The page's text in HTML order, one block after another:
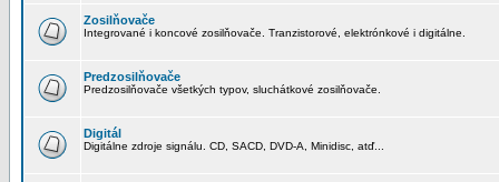
Zosilňovače
Integrované i koncové zosilňovače. Tranzistorové, elektrónkové i digitálne.
Predzosilňovače
Predzosilňovače všetkých typov, sluchátkové zosilňovače.
Digitál
Digitálne zdroje signálu. CD, SACD, DVD-A, Minidisc, atď...